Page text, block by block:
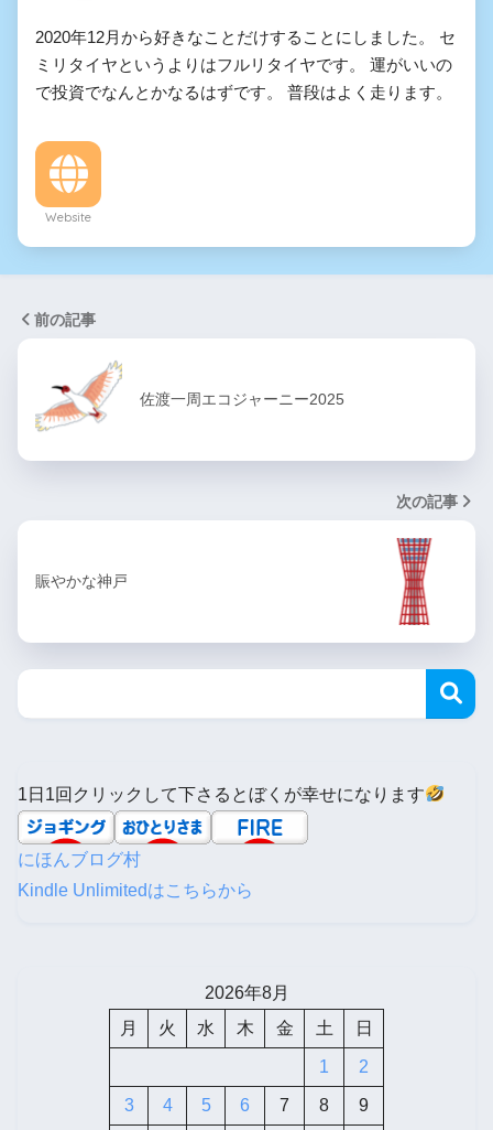
2020年12月から好きなことだけすることにしました。 セ
ミリタイヤというよりはフルリタイヤです。 運がいいの
で投資でなんとかなるはずです。 普段はよく走ります。
Website
前の記事
佐渡一周エコジャーニー2025
次の記事
賑やかな神戸
1日1回クリックして下さるとぼくが幸せになります
にほんブログ村
Kindle Unlimitedはこちらから
2026年8月
月
火 水 木 金 土 日
1 2
3 4 5 6 7 8 9